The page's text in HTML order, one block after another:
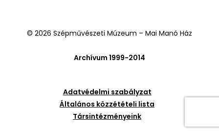
© 2026 Szépművészeti Múzeum – Mai Manó Ház
Archívum 1999-2014
Adatvédelmi szabályzat
Általános közzétételi lista
Társintézményeink